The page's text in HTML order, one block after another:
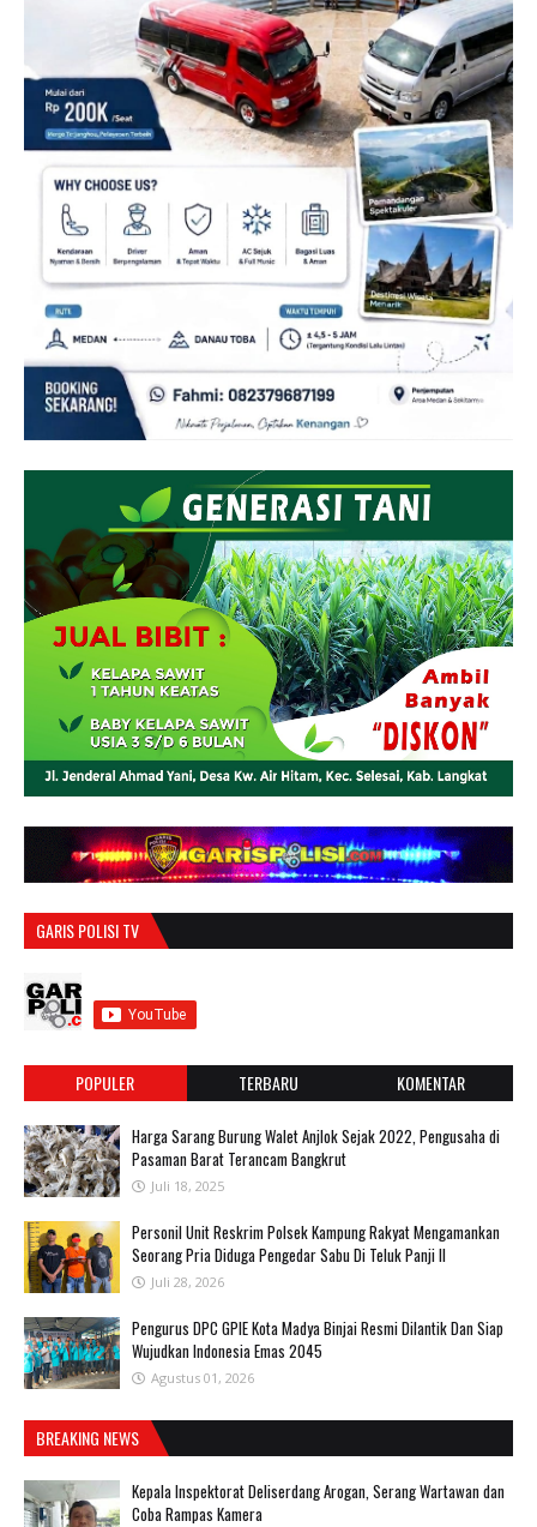
GARIS POLISI TV
POPULER TERBARU KOMENTAR
Harga Sarang Burung Walet Anjlok Sejak 2022, Pengusaha di
Pasaman Barat Terancam Bangkrut
Juli 18, 2025
Personil Unit Reskrim Polsek Kampung Rakyat Mengamankan
Seorang Pria Diduga Pengedar Sabu Di Teluk Panji II
Juli 28, 2026
Pengurus DPC GPIE Kota Madya Binjai Resmi Dilantik Dan Siap
Wujudkan Indonesia Emas 2045
Agustus 01, 2026
BREAKING NEWS
Kepala Inspektorat Deliserdang Arogan, Serang Wartawan dan
Coba Rampas Kamera